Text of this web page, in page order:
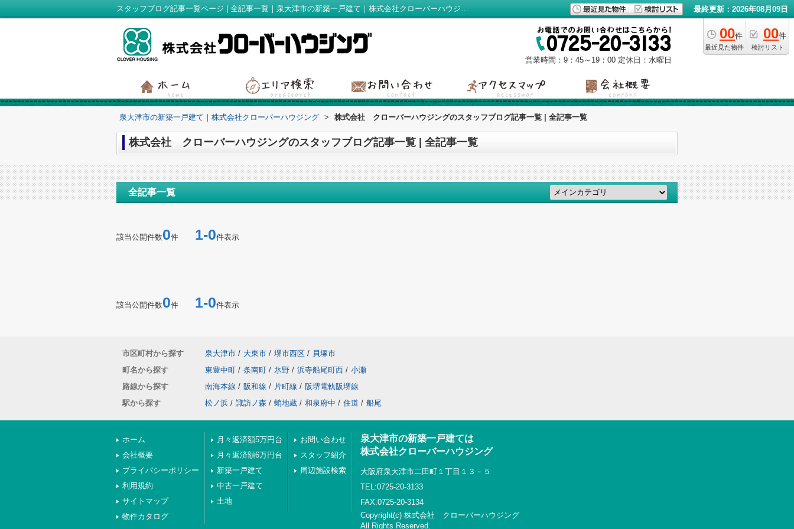
スタッフブログ記事一覧ページ | 全記事一覧｜泉大津市の新築一戸建て｜株式会社クローバーハウジング 最終更新：2026年08月09日
00件
最近見た物件
00件
検討リスト
営業時間：9：45～19：00 定休日：水曜日
泉大津市の新築一戸建て｜株式会社クローバーハウジング > 株式会社 クローバーハウジングのスタッフブログ記事一覧 | 全記事一覧
株式会社 クローバーハウジングのスタッフブログ記事一覧 | 全記事一覧
全記事一覧
該当公開件数0件 1-0件表示
該当公開件数0件 1-0件表示
市区町村から探す 泉大津市 / 大東市 / 堺市西区 / 貝塚市
町名から探す
東豊中町 / 条南町 / 氷野 / 浜寺船尾町西 / 小瀬
路線から探す
南海本線 / 阪和線 / 片町線 / 阪堺電軌阪堺線
駅から探す
松ノ浜 / 諏訪ノ森 / 蛸地蔵 / 和泉府中 / 住道 / 船尾
ホーム
会社概要
プライバシーポリシー
利用規約
サイトマップ
物件カタログ
月々返済額5万円台
月々返済額6万円台
新築一戸建て
中古一戸建て
土地
お問い合わせ
スタッフ紹介
周辺施設検索
泉大津市の新築一戸建ては
株式会社クローバーハウジング
大阪府泉大津市二田町１丁目１３－５
TEL:0725-20-3133
FAX:0725-20-3134
Copyright(c) 株式会社 クローバーハウジング
All Rights Reserved.